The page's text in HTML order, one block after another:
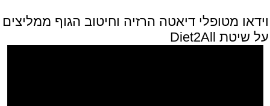
וידאו מטופלי דיאטה הרזיה וחיטוב הגוף ממליצים
על שיטת Diet2All